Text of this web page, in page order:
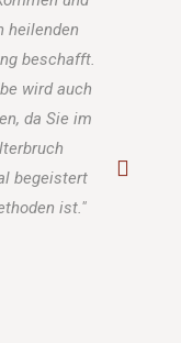
heilenden
beschafft.
wird auch
da Sie im
begeistert
ist."